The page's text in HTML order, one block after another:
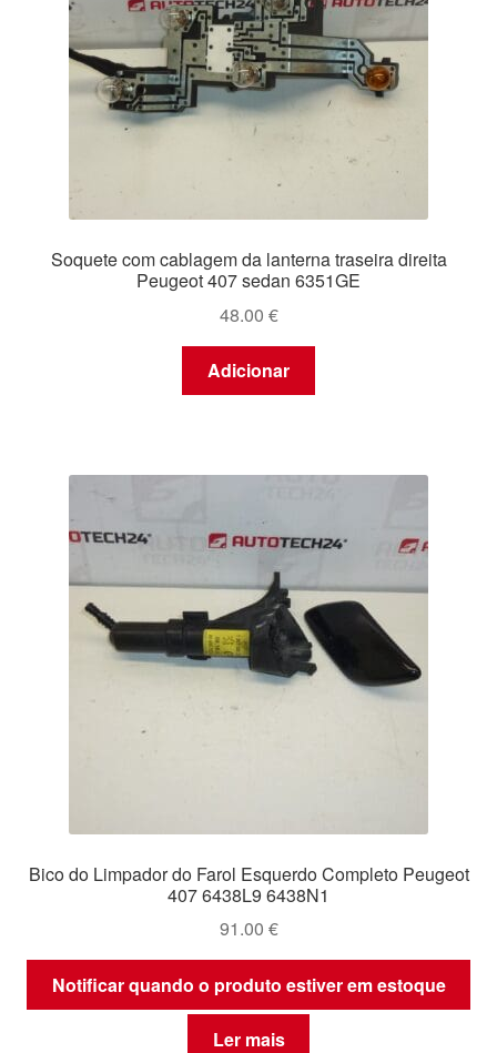
Soquete com cablagem da lanterna traseira direita
Peugeot 407 sedan 6351GE
48.00 €
Adicionar
Bico do Limpador do Farol Esquerdo Completo Peugeot
407 6438L9 6438N1
91.00 €
Notificar quando o produto estiver em estoque
Ler mais